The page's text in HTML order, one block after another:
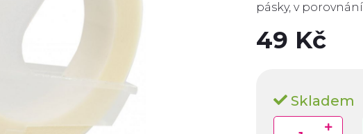
pásky, v porovnání
49 Kč
Skladem